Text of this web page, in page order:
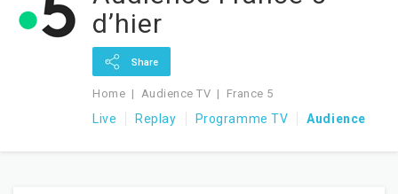
d’hier
Share
Home Audience TV France 5
Live Replay Programme TV Audience